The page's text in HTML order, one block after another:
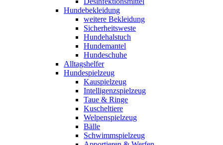
Hundebekleidung
weitere Bekleidung
Sicherheitsweste
Hundehalstuch
Hundemantel
Hundeschuhe
Alltagshelfer
Hundespielzeug
Kauspielzeug
Intelligenzspielzeug
Taue & Ringe
Kuscheltiere
Welpenspielzeug
Bälle
Schwimmspielzeug